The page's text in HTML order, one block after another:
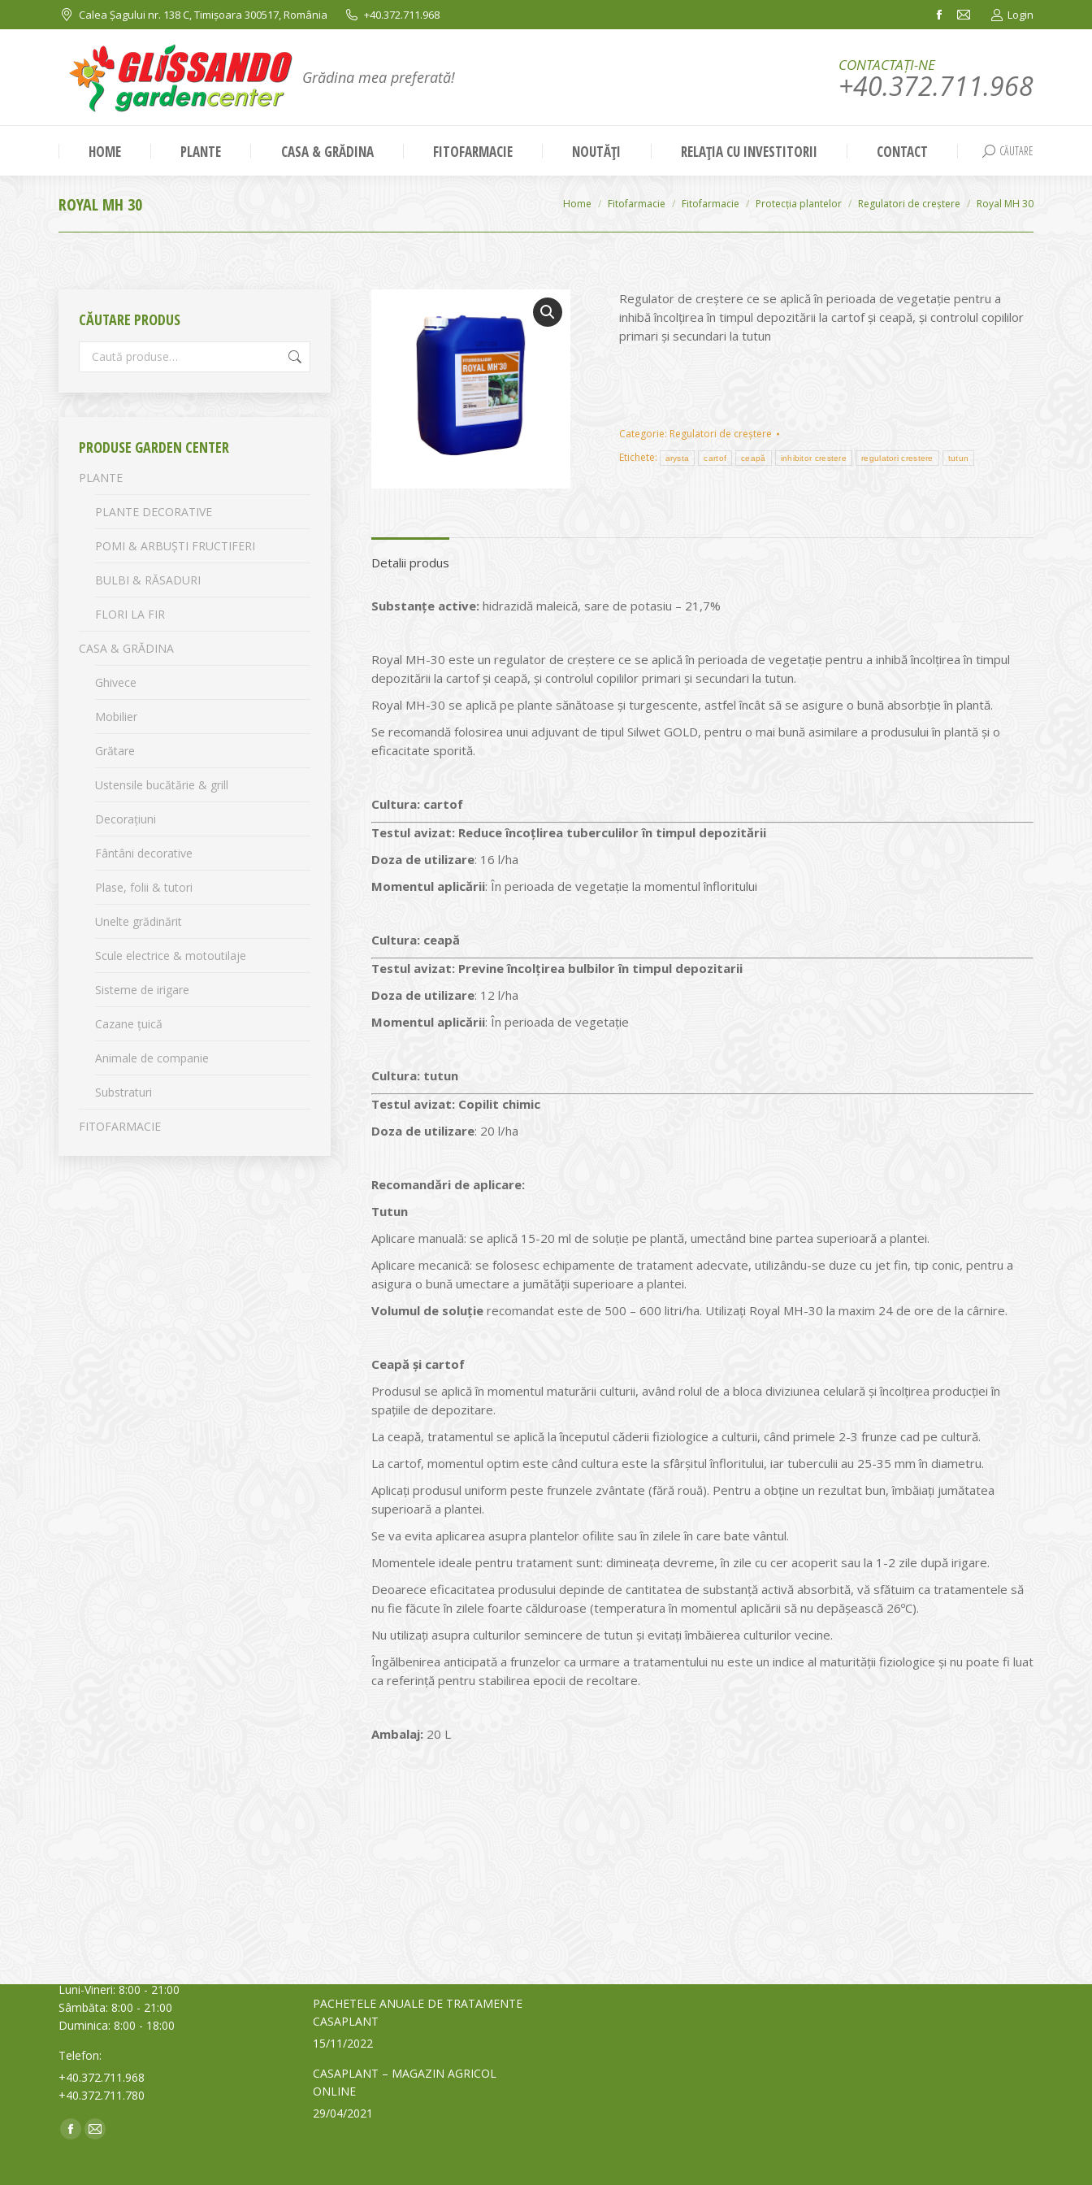
Calea Șagului nr. 138 C, Timișoara 300517, România +40.372.711.968
Facebook
in
window
Mail
in
window
Login
Grădina mea preferată!
CONTACTAȚI-NE
+40.372.711.968
HOME PLANTE CASA & GRĂDINA FITOFARMACIE NOUTĂȚI RELAȚIA CU INVESTITORII CONTACT Search:
CĂUTARE
ROYAL MH 30 You are here:
Home Fitofarmacie Fitofarmacie Protecția plantelor Regulatori de creștere Royal MH 30
Regulator de creștere ce se aplică în perioada de vegetație pentru a
inhibă încolțirea în timpul depozitării la cartof și ceapă, și controlul copililor
primari și secundari la tutun
Categorie: Regulatori de creștere
Etichete:
arysta cartof ceapă inhibitor crestere regulatori crestere tutun
Detalii produs
Substanțe active: hidrazidă maleică, sare de potasiu – 21,7%
Royal MH-30 este un regulator de creștere ce se aplică în perioada de vegetație pentru a inhibă încolțirea în timpul
depozitării la cartof și ceapă, și controlul copililor primari și secundari la tutun.
Royal MH-30 se aplică pe plante sănătoase și turgescente, astfel încât să se asigure o bună absorbție în plantă.
Se recomandă folosirea unui adjuvant de tipul Silwet GOLD, pentru o mai bună asimilare a produsului în plantă și o
eficacitate sporită.
Cultura: cartof
Testul avizat: Reduce încoțlirea tuberculilor în timpul depozitării
Doza de utilizare: 16 l/ha
Momentul aplicării: În perioada de vegetație la momentul înfloritului
Cultura: ceapă
Testul avizat: Previne încolțirea bulbilor în timpul depozitarii
Doza de utilizare: 12 l/ha
Momentul aplicării: În perioada de vegetație
Cultura: tutun
Testul avizat: Copilit chimic
Doza de utilizare: 20 l/ha
Recomandări de aplicare:
Tutun
Aplicare manuală: se aplică 15-20 ml de soluție pe plantă, umectând bine partea superioară a plantei.
Aplicare mecanică: se folosesc echipamente de tratament adecvate, utilizându-se duze cu jet fin, tip conic, pentru a
asigura o bună umectare a jumătății superioare a plantei.
Volumul de soluție recomandat este de 500 – 600 litri/ha. Utilizați Royal MH-30 la maxim 24 de ore de la cârnire.
Ceapă și cartof
Produsul se aplică în momentul maturării culturii, având rolul de a bloca diviziunea celulară și încolțirea producției în
spațiile de depozitare.
La ceapă, tratamentul se aplică la începutul căderii fiziologice a culturii, când primele 2-3 frunze cad pe cultură.
La cartof, momentul optim este când cultura este la sfârșitul înfloritului, iar tuberculii au 25-35 mm în diametru.
Aplicați produsul uniform peste frunzele zvântate (fără rouă). Pentru a obține un rezultat bun, îmbăiați jumătatea
superioară a plantei.
Se va evita aplicarea asupra plantelor ofilite sau în zilele în care bate vântul.
Momentele ideale pentru tratament sunt: dimineața devreme, în zile cu cer acoperit sau la 1-2 zile după irigare.
Deoarece eficacitatea produsului depinde de cantitatea de substanță activă absorbită, vă sfătuim ca tratamentele să
nu fie făcute în zilele foarte călduroase (temperatura în momentul aplicării să nu depășească 26ºC).
Nu utilizați asupra culturilor semincere de tutun și evitați îmbăierea culturilor vecine.
Îngălbenirea anticipată a frunzelor ca urmare a tratamentului nu este un indice al maturității fiziologice și nu poate fi luat
ca referință pentru stabilirea epocii de recoltare.
Ambalaj: 20 L
CĂUTARE PRODUS
PRODUSE GARDEN CENTER
PLANTE
PLANTE DECORATIVE
POMI & ARBUȘTI FRUCTIFERI
BULBI & RĂSADURI
FLORI LA FIR
CASA & GRĂDINA
Ghivece
Mobilier
Grătare
Ustensile bucătărie & grill
Decorațiuni
Fântâni decorative
Plase, folii & tutori
Unelte grădinărit
Scule electrice & motoutilaje
Sisteme de irigare
Cazane țuică
Animale de companie
Substraturi
FITOFARMACIE
Luni-Vineri: 8:00 - 21:00
Sâmbăta: 8:00 - 21:00
Duminica: 8:00 - 18:00
Telefon:
+40.372.711.968
+40.372.711.780
Find us on:
Facebook
Mail
PACHETELE ANUALE DE TRATAMENTE
CASAPLANT
15/11/2022
CASAPLANT – MAGAZIN AGRICOL
ONLINE
29/04/2021